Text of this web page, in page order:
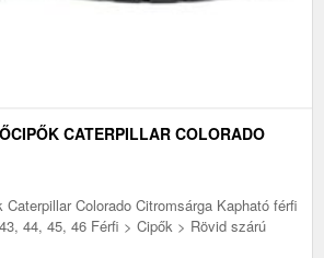
CATERPILLAR COLORADO
Colorado Citromsárga Kapható férfi
44, 45, 46 Férfi > Cipők > Rövid szárú